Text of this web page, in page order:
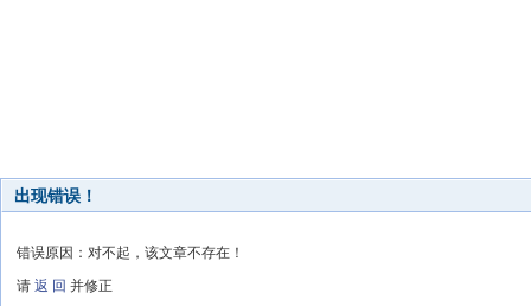
出现错误！
错误原因：对不起，该文章不存在！
请 返 回 并修正